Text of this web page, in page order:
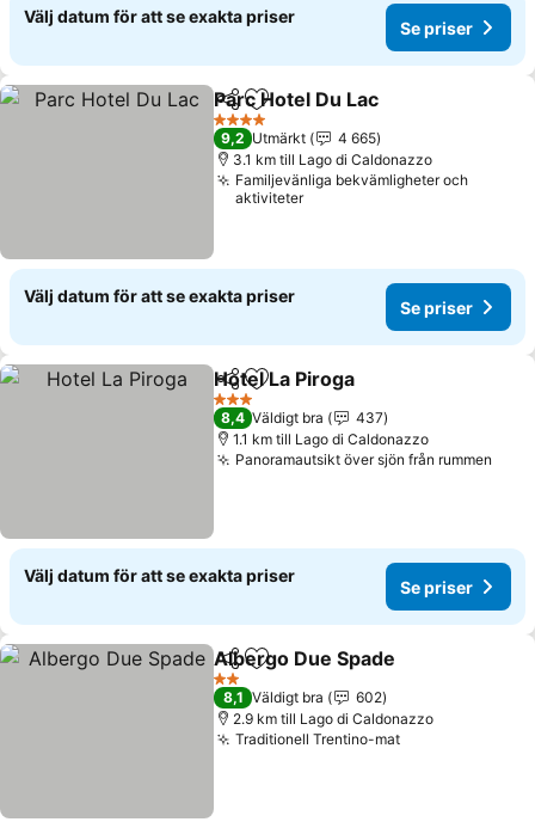
Välj datum för att se exakta priser
Se priser
Dela Lägg till i Mina Favoriter
Parc Hotel Du Lac
4 Stjärnor
9,2 Utmärkt
4 665
3.1 km till Lago di Caldonazzo
Familjevänliga bekvämligheter och
aktiviteter
Välj datum för att se exakta priser
Se priser
Dela Lägg till i Mina Favoriter
Hotel La Piroga
3 Stjärnor
8,4 Väldigt bra
437
1.1 km till Lago di Caldonazzo
Panoramautsikt över sjön från rummen
Välj datum för att se exakta priser
Se priser
Dela Lägg till i Mina Favoriter
Albergo Due Spade
2 Stjärnor
8,1 Väldigt bra
602
2.9 km till Lago di Caldonazzo
Traditionell Trentino-mat